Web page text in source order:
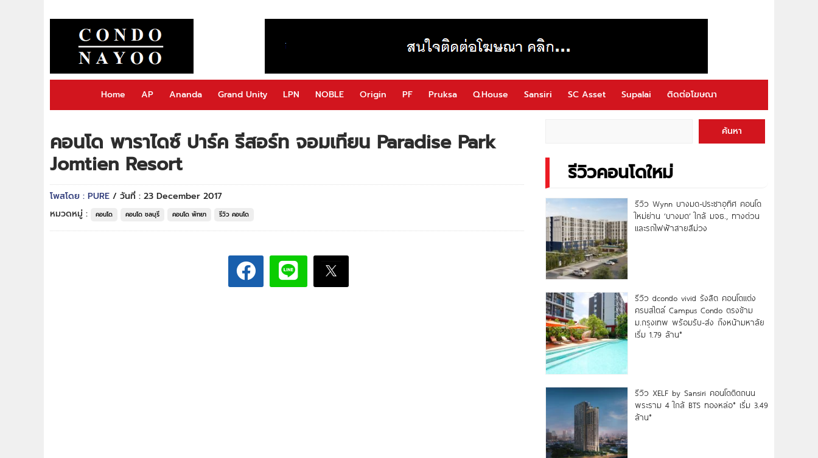
Home AP Ananda Grand Unity LPN NOBLE Origin PF Pruksa Q.House Sansiri SC Asset Supalai ติดต่อโฆษณา
คอนโด พาราไดซ์ ปาร์ค รีสอร์ท จอมเทียน Paradise Park
Jomtien Resort
โพสโดย : PURE / วันที่ : 23 December 2017
หมวดหมู่ :
คอนโด คอนโด ชลบุรี คอนโด พัทยา รีวิว คอนโด
ค้นหา
รีวิวคอนโดใหม่
รีวิว Wynn บางมด-ประชาอุทิศ คอนโด
ใหม่ย่าน ‘บางมด’ ใกล้ มจธ., ทางด่วน
และรถไฟฟ้าสายสีม่วง
รีวิว dcondo vivid รังสิต คอนโดแต่ง
ครบสไตล์ Campus Condo ตรงข้าม
ม.กรุงเทพ พร้อมรับ-ส่ง ถึงหน้ามหาลัย
เริ่ม 1.79 ล้าน*
รีวิว XELF by Sansiri คอนโดติดถนน
พระราม 4 ใกล้ BTS ทองหล่อ* เริ่ม 3.49
ล้าน*